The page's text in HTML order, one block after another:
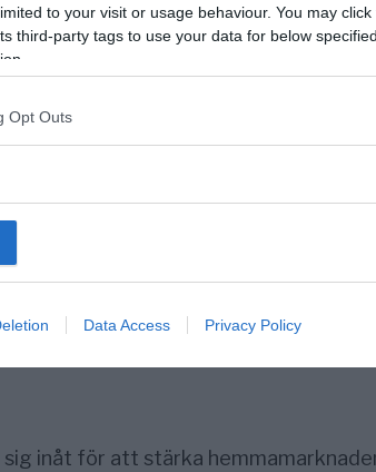
to your visit or usage behaviour. You may
third-party tags to use your data for below
Opt Outs
Data Access Privacy Policy
Socialminister Lena
Många unga har svårt...
lämnat det normala för det onormala.
sig inåt för att stärka